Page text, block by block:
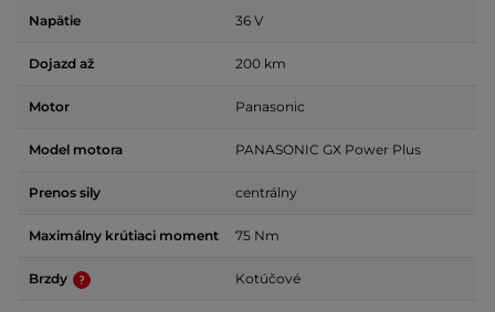
Napätie 36 V
Dojazd až 200 km
Motor Panasonic
Model motora PANASONIC GX Power Plus
Prenos sily centrálny
Maximálny krútiaci moment 75 Nm
Brzdy Kotúčové